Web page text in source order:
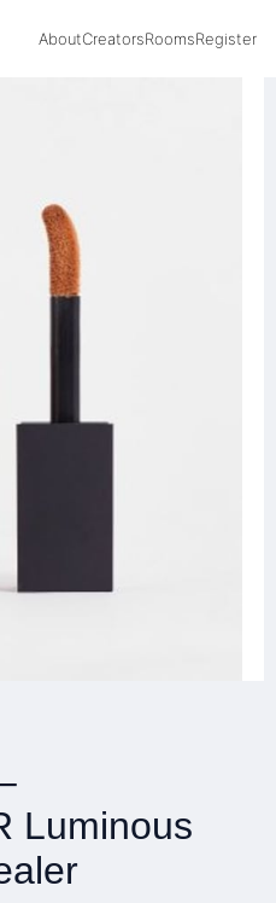
AboutCreatorsRoomsRegister
Luminous